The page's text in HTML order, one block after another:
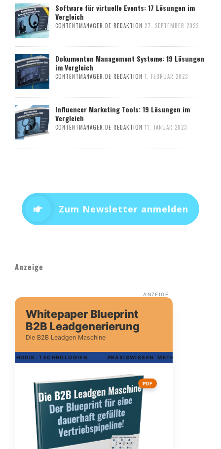
Software für virtuelle Events: 17 Lösungen im
Vergleich
CONTENTMANAGER.DE REDAKTION 27. SEPTEMBER 2023
Dokumenten Management Systeme: 19 Lösungen
im Vergleich
CONTENTMANAGER.DE REDAKTION 1. FEBRUAR 2023
Influencer Marketing Tools: 19 Lösungen im
Vergleich
CONTENTMANAGER.DE REDAKTION 11. JANUAR 2023
Zum Newsletter anmelden
Anzeige